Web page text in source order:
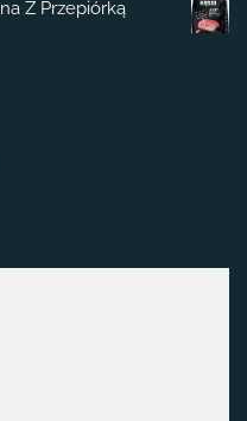
Z Przepiórką